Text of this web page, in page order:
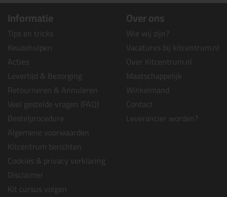
Informatie
Tips en tricks
Keuzehulpen
Acties
Levertijd & Bezorging
Retourneren & Annuleren
Veel gestelde vragen (FAQ)
Bestelprocedure
Algemene voorwaarden
Kitcentrum berichten
Cookies & privacy verklaring
Disclaimer
Kit cursus volgen
Over ons
Wie wij zijn?
Vacatures bij kitcentrum.nl
Over Kitcentrum.nl
Maatschappelijk
Winkelmand
Contact
Leverancier worden?